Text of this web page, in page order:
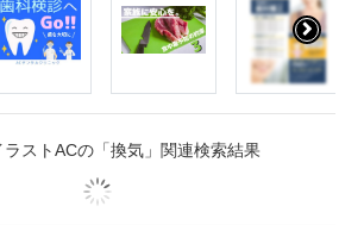
ラストACの「換気」関連検索結果